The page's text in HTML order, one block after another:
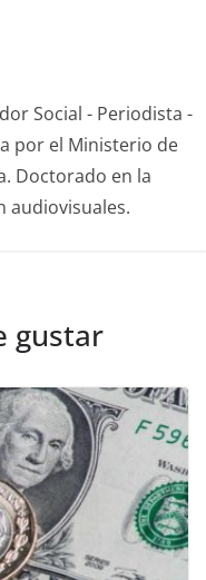
Social - Periodista -
por el Ministerio de
Doctorado en la
audiovisuales.
gustar